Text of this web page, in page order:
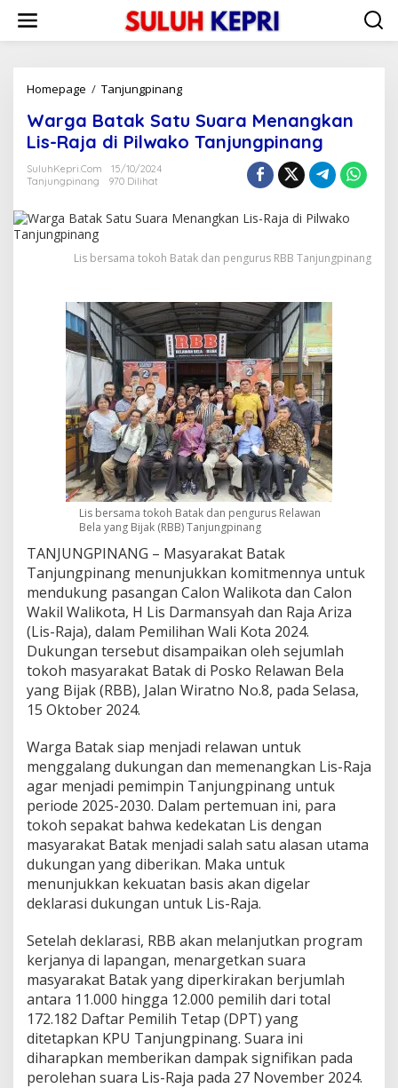
w
Homepage / Tanjungpinang
r
g
a
a
a
S
u
a
r
a
M
e
n
a
n
g
k
a
n
L
i
s
-
R
a
j
a
d
i
P
w
a
k
o
T
a
n
j
u
n
g
i
a
n
g
Warga Batak Satu Suara Menangkan
Lis-Raja di Pilwako Tanjungpinang
SuluhKepri.com
15/10/2024
Tanjungpinang
970 Dilihat
Lis bersama tokoh Batak dan pengurus RBB Tanjungpinang
Lis bersama tokoh Batak dan pengurus Relawan
Bela yang Bijak (RBB) Tanjungpinang
TANJUNGPINANG – Masyarakat Batak
Tanjungpinang menunjukkan komitmennya untuk
mendukung pasangan Calon Walikota dan Calon
Wakil Walikota, H Lis Darmansyah dan Raja Ariza
(Lis-Raja), dalam Pemilihan Wali Kota 2024.
Dukungan tersebut disampaikan oleh sejumlah
tokoh masyarakat Batak di Posko Relawan Bela
yang Bijak (RBB), Jalan Wiratno No.8, pada Selasa,
15 Oktober 2024.
Warga Batak siap menjadi relawan untuk
menggalang dukungan dan memenangkan Lis-Raja
agar menjadi pemimpin Tanjungpinang untuk
periode 2025-2030. Dalam pertemuan ini, para
tokoh sepakat bahwa kedekatan Lis dengan
masyarakat Batak menjadi salah satu alasan utama
dukungan yang diberikan. Maka untuk
menunjukkan kekuatan basis akan digelar
deklarasi dukungan untuk Lis-Raja.
Setelah deklarasi, RBB akan melanjutkan program
kerjanya di lapangan, menargetkan suara
masyarakat Batak yang diperkirakan berjumlah
antara 11.000 hingga 12.000 pemilih dari total
172.182 Daftar Pemilih Tetap (DPT) yang
ditetapkan KPU Tanjungpinang. Suara ini
diharapkan memberikan dampak signifikan pada
perolehan suara Lis-Raja pada 27 November 2024.